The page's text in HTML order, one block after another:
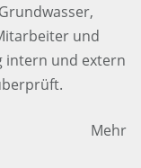
und
intern und extern
Mehr